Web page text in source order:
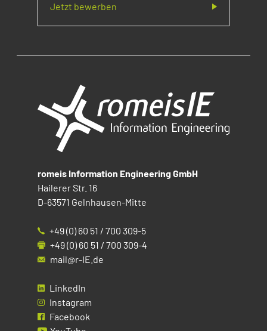
Jetzt bewerben
romeis Information Engineering GmbH
Hailerer Str. 16
D-63571 Gelnhausen-Mitte
+49 (0) 60 51 / 700 309-5
+49 (0) 60 51 / 700 309-4
mail@r-IE.de
LinkedIn
Instagram
Facebook